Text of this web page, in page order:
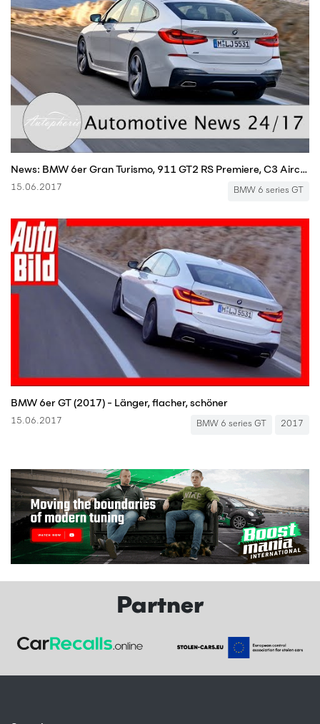
News: BMW 6er Gran Turismo, 911 GT2 RS Premiere, C3 Aircross, neuer BMW 3er - Autophorie
15.06.2017 BMW 6 series GT
BMW 6er GT (2017) - Länger, flacher, schöner
15.06.2017 BMW 6 series GT 2017
Partner